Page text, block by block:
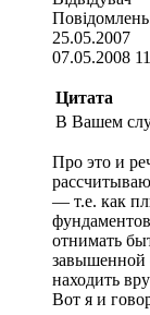
25.05.2007
07.05.2008
Цитата
В Вашем
Про это и
— т.е. как
отнимать
завышенной
находить
Вот я и